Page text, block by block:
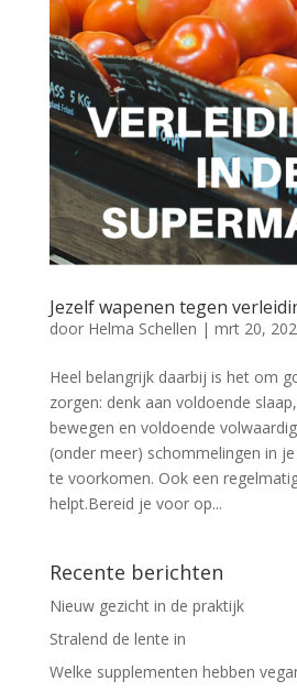
Jezelf wapenen tegen
door Helma Schellen | mrt 20,
Heel belangrijk daarbij is het om
zorgen: denk aan voldoende
bewegen en voldoende
(onder meer) schommelingen in
te voorkomen. Ook een
helpt.Bereid je voor op...
Recente berichten
Nieuw gezicht in de praktijk
Stralend de lente in
Welke supplementen hebben